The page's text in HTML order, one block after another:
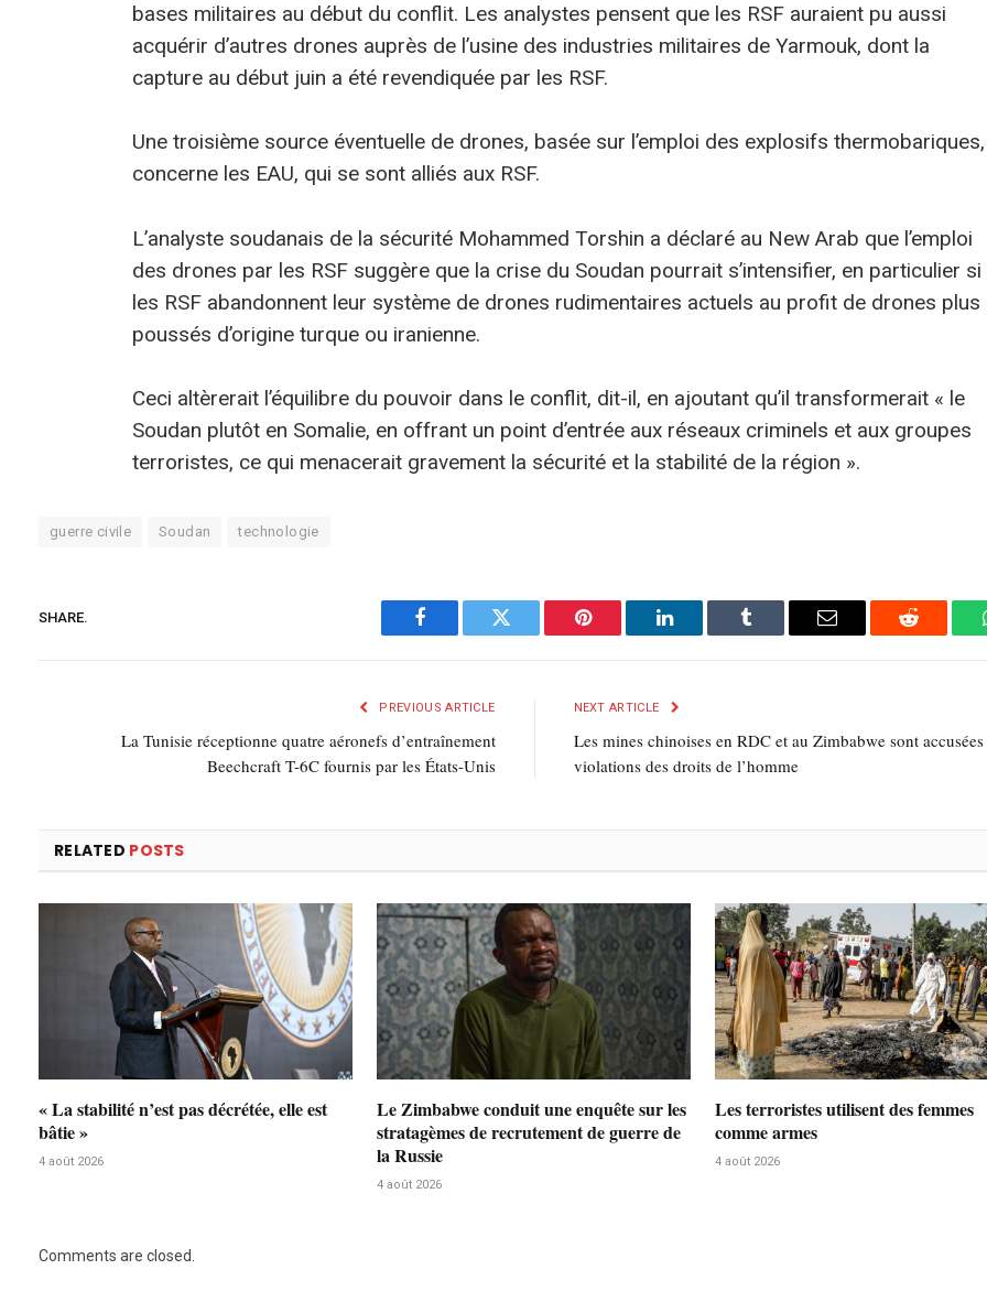
bases militaires au début du conflit. Les analystes pensent que les RSF auraient pu aussi
acquérir d’autres drones auprès de l’usine des industries militaires de Yarmouk, dont la
capture au début juin a été revendiquée par les RSF.
Une troisième source éventuelle de drones, basée sur l’emploi des explosifs thermobariques,
concerne les EAU, qui se sont alliés aux RSF.
L’analyste soudanais de la sécurité Mohammed Torshin a déclaré au New Arab que l’emploi
des drones par les RSF suggère que la crise du Soudan pourrait s’intensifier, en particulier si
les RSF abandonnent leur système de drones rudimentaires actuels au profit de drones plus
poussés d’origine turque ou iranienne.
Ceci altèrerait l’équilibre du pouvoir dans le conflit, dit-il, en ajoutant qu’il transformerait « le
Soudan plutôt en Somalie, en offrant un point d’entrée aux réseaux criminels et aux groupes
terroristes, ce qui menacerait gravement la sécurité et la stabilité de la région ».
guerre civile Soudan technologie
SHARE.
Facebook Twitter Pinterest LinkedIn Tumblr
E-
Reddit
PREVIOUS ARTICLE
La Tunisie réceptionne quatre aéronefs d’entraînement
Beechcraft T-6C fournis par les États-Unis
NEXT ARTICLE
Les mines chinoises en RDC et au Zimbabwe sont accusées
violations des droits de l’homme
RELATED POSTS
« La stabilité n’est pas décrétée, elle est
bâtie »
4 août 2026
Le Zimbabwe conduit une enquête sur les
stratagèmes de recrutement de guerre de
la Russie
4 août 2026
Les terroristes utilisent des femmes
comme armes
4 août 2026
Comments are closed.